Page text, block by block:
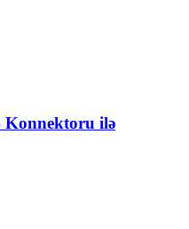
Konnektoru ilə